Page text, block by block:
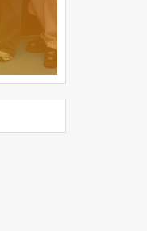
าติ